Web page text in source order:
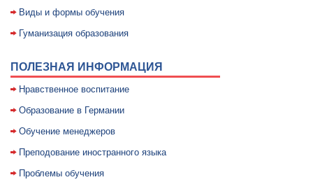
Виды и формы обучения
Гуманизация образования
ПОЛЕЗНАЯ ИНФОРМАЦИЯ
Нравственное воспитание
Образование в Германии
Обучение менеджеров
Преподование иностранного языка
Проблемы обучения